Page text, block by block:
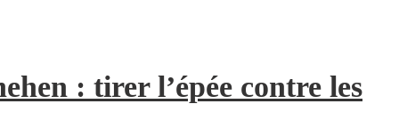
: tirer l’épée contre les